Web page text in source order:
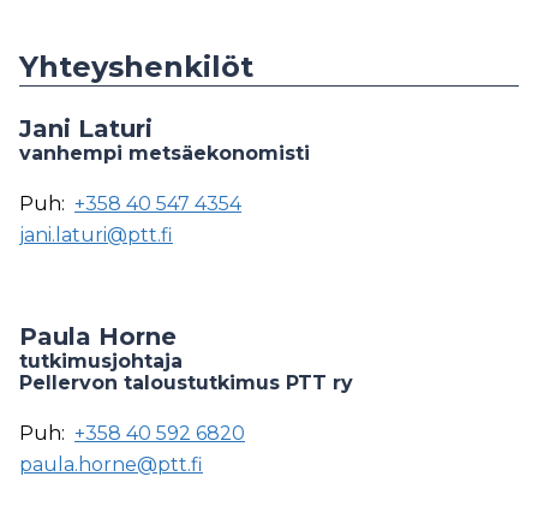
Yhteyshenkilöt
Jani Laturi
vanhempi metsäekonomisti
Puh: +358 40 547 4354
jani.laturi@ptt.fi
Paula Horne
tutkimusjohtaja
Pellervon taloustutkimus PTT ry
Puh: +358 40 592 6820
paula.horne@ptt.fi